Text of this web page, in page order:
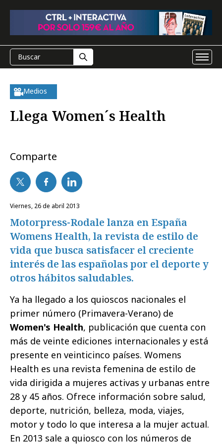
Medios
Llega Women´s Health
Comparte
viernes, 26 de abril 2013
Motorpress-Rodale lanza en España
Womens Health, la revista de estilo de
vida que busca satisfacer el creciente
interés de las españolas por el deporte y
otros hábitos saludables.
Ya ha llegado a los quioscos nacionales el
primer número (Primavera-Verano) de
Women's Health, publicación que cuenta con
más de veinte ediciones internacionales y está
presente en veinticinco países. Womens
Health es una revista femenina de estilo de
vida dirigida a mujeres activas y urbanas entre
28 y 45 años. Ofrece información sobre salud,
deporte, nutrición, belleza, moda, viajes,
motor y todo lo que interesa a la mujer actual.
En 2013 sale a quiosco con los números de